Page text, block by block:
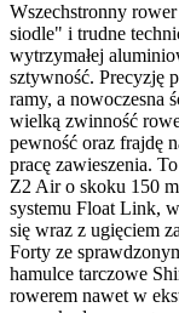
Wszechstronny
siodle" i trudne
wytrzymałej
sztywność. Precyzję
ramy, a nowoczesna
wielką zwinność
pewność oraz frajdę
pracę zawieszenia.
Z2 Air o skoku 150
systemu Float Link,
się wraz z ugięciem
Forty ze
hamulce tarczowe
rowerem nawet w